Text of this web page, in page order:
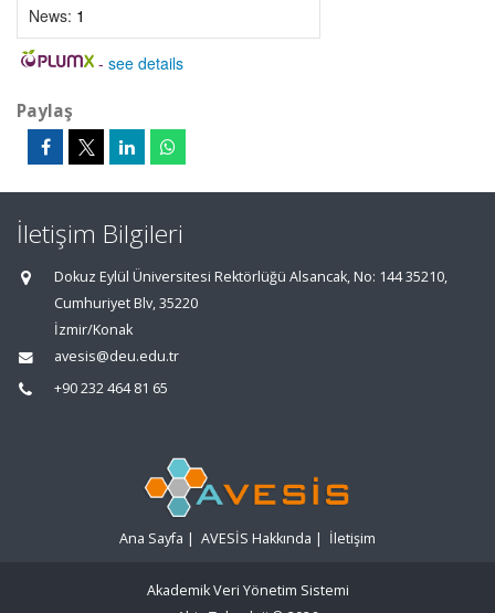
News: 1
- see details
Paylaş
İletişim Bilgileri
Dokuz Eylül Üniversitesi Rektörlüğü Alsancak, No: 144 35210,
Cumhuriyet Blv, 35220
İzmir/Konak
avesis@deu.edu.tr
+90 232 464 81 65
Ana Sayfa | AVESİS Hakkında | İletişim
Akademik Veri Yönetim Sistemi